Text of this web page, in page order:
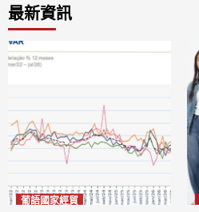
最新資訊
葡語國家經貿